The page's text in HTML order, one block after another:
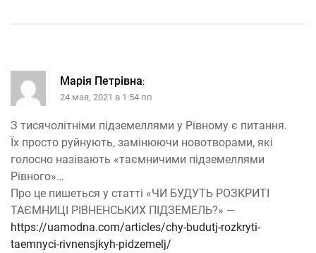
Марія Петрівна:
24 мая, 2021 в 1:54 пп
З тисячолітніми підземеллями у Рівному є питання.
Їх просто руйнують, замінюючи новотворами, які
голосно назівають «таємничими підземеллями
Рівного»…
Про це пишеться у статті «ЧИ БУДУТЬ РОЗКРИТІ
ТАЄМНИЦІ РІВНЕНСЬКИХ ПІДЗЕМЕЛЬ?» —
https://uamodna.com/articles/chy-budutj-rozkryti-
taemnyci-rivnensjkyh-pidzemelj/